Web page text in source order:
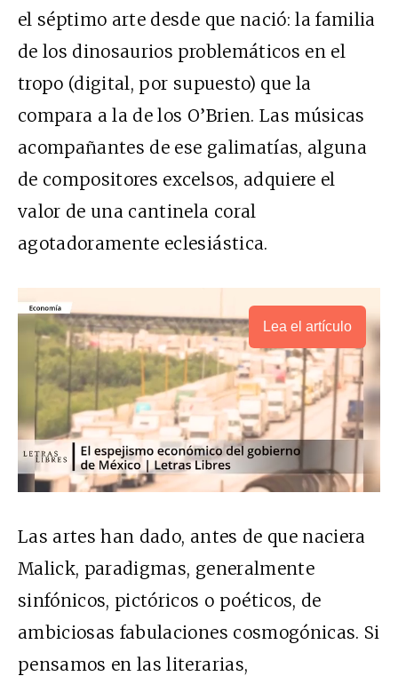
el séptimo arte desde que nació: la familia
de los dinosaurios problemáticos en el
tropo (digital, por supuesto) que la
compara a la de los O’Brien. Las músicas
acompañantes de ese galimatías, alguna
de compositores excelsos, adquiere el
valor de una cantinela coral
agotadoramente eclesiástica.
Lea el artículo
Las artes han dado, antes de que naciera
Malick, paradigmas, generalmente
sinfónicos, pictóricos o poéticos, de
ambiciosas fabulaciones cosmogónicas. Si
pensamos en las literarias,